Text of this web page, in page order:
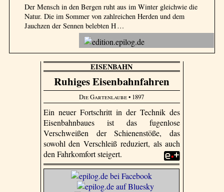
Der Mensch in den Bergen ruht aus im Winter gleichwie die
Natur. Die im Sommer von zahlreichen Herden und dem
Jauchzen der Sennen belebten H …
EISENBAHN
Ruhiges Eisenbahnfahren
Die Gartenlaube• 1897
Ein neuer Fortschritt in der Technik des
Eisenbahnbaues ist das fugenlose
Verschweißen der Schienenstöße, das
sowohl den Verschleiß reduziert, als auch
den Fahrkomfort steigert.